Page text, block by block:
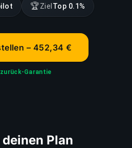
🏆Ziel Top 0.1%
– 452,34 €
Garantie
Plan